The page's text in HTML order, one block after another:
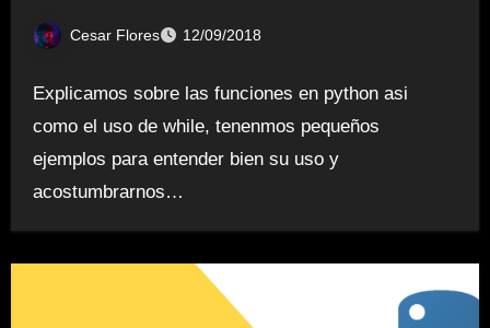
Cesar Flores 12/09/2018
Explicamos sobre las funciones en python asi
como el uso de while, tenenmos pequeños
ejemplos para entender bien su uso y
acostumbrarnos…